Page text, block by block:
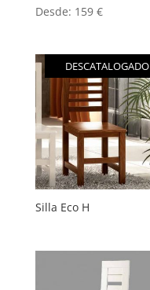
Desde: 159 €
DESCATALOGADO
Silla Eco H